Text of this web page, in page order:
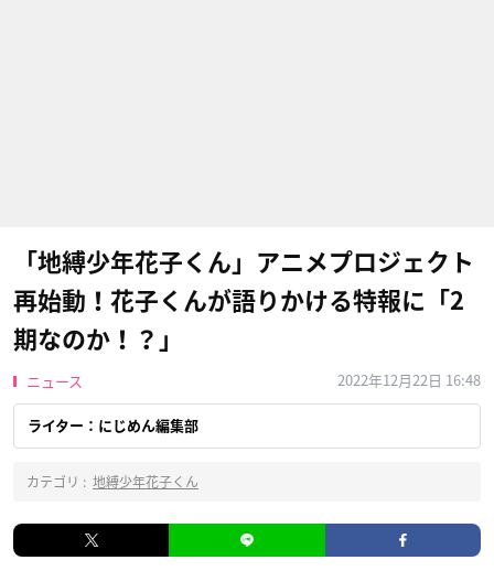
「地縛少年花子くん」アニメプロジェクト
再始動！花子くんが語りかける特報に「2
期なのか！？」
ニュース 2022年12月22日 16:48
ライター：にじめん編集部
カテゴリ : 地縛少年花子くん